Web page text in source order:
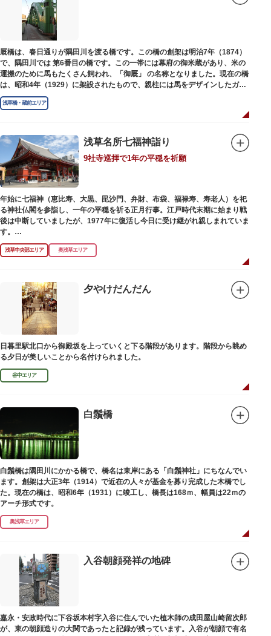
くの闇市が的屋の仕切りであったのに対して、アメ横は満州からの復員兵が
共同体となり連合会を結成。出店を統制し、商店街が形成されました。
当時、JR上野駅のすぐ南に発生した闇市は、飴を販売する屋台があったこと
から「アメヤ横丁（飴屋通り）」と呼ばれるように。反対側のJR御徒町付近
には、アメリカ進駐軍の放出物資を販売する店ができたので「アメリカ横丁
（アメリカ通り）」と呼ばれるようになりました。この2つのエリアが統合
され、今の「アメ横」になったと言われています。
厩橋は、春日通りが隅田川を渡る橋です。この橋の創架は明治7年（1874）
で、隅田川では 第6番目の橋です。この一帯には幕府の御米蔵があり、米の
運搬のために馬もたくさん飼われ、「御厩」 の名称となりました。現在の橋
は、昭和4年（1929）に架設されたもので、親柱には馬をデザインしたガラ
ス細工が組み込まれています。
浅草橋・蔵前エリア
浅草名所七福神詣り
9社寺巡拝で1年の平穏を祈願
年始に七福神（恵比寿、大黒、毘沙門、弁財、布袋、福禄寿、寿老人）を祀
る神社仏閣を参詣し、一年の平穏を祈る正月行事。江戸時代末期に始まり戦
後は中断していましたが、1977年に復活し今日に受け継がれ親しまれていま
す。
浅草名所七福神の特徴は福禄寿、寿老人が2社ずつあり、巡る社寺が9ヶ所あ
るところ。九は数の究み、鳩と言う字にも使われていて、鳩は「集まる」と
絵馬をつけ、色紙・福絵に御朱印をいただきながら巡拝しましょう。
江戸文化発祥の地といわれる浅草には、観音様の境内を中心として広く各所
に名所・旧跡があります。七福神をめぐる途中、これらの名跡も訪ねながら
江戸文化の面影を偲んでみてはいかがでしょうか。
御利益にあやかりながらの散策は、福徳と心の安らぎを与えてくれることで
しょう。
浅草中央部エリア 奥浅草エリア
夕やけだんだん
日暮里駅北口から御殿坂を上っていくと下る階段があります。階段から眺め
る夕日が美しいことから名付けられました。
谷中エリア
白鬚橋
白鬚橋は隅田川にかかる橋で、橋名は東岸にある「白鬚神社」にちなんでい
ます。創架は大正3年（1914）で近在の人々が基金を募り完成した木橋でし
た。現在の橋は、昭和6年（1931）に竣工し、橋長は168ｍ、幅員は22ｍの
アーチ形式です。
奥浅草エリア
入谷朝顔発祥の地碑
嘉永・安政時代に下谷坂本村字入谷に住んでいた植木師の成田屋山崎留次郎
が、東の朝顔造りの大関であったと記録が残っています。入谷が朝顔で有名